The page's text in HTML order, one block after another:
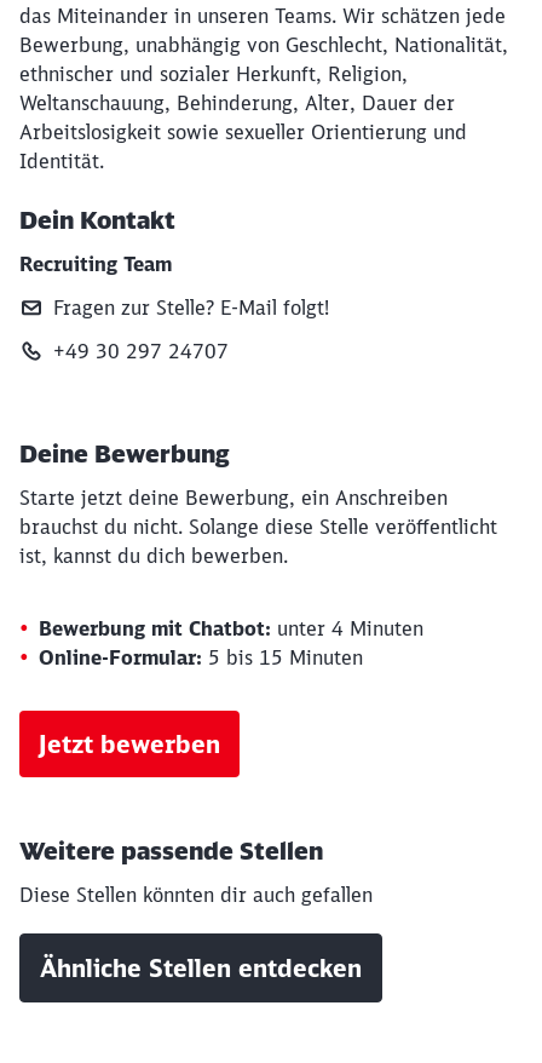
das Miteinander in unseren Teams. Wir schätzen jede
Bewerbung, unabhängig von Geschlecht, Nationalität,
ethnischer und sozialer Herkunft, Religion,
Weltanschauung, Behinderung, Alter, Dauer der
Arbeitslosigkeit sowie sexueller Orientierung und
Identität.
Dein Kontakt
Recruiting Team
Fragen zur Stelle? E‑Mail folgt!
+49 30 297 24707
Deine Bewerbung
Starte jetzt deine Bewerbung, ein Anschreiben
brauchst du nicht. Solange diese Stelle veröffentlicht
ist, kannst du dich bewerben.
Bewerbung mit Chatbot: unter 4 Minuten
Online-Formular: 5 bis 15 Minuten
Jetzt bewerben
Weitere passende Stellen
Diese Stellen könnten dir auch gefallen
Ähnliche Stellen entdecken